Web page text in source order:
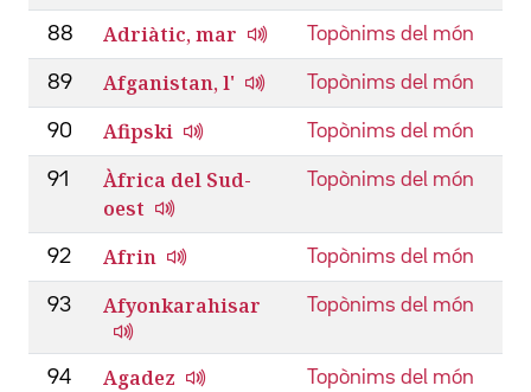
88 Adriàtic, mar Topònims del món
89 Afganistan, l' Topònims del món
90 Afipski Topònims del món
91
Àfrica del Sud-
oest
Topònims del món
92 Afrin Topònims del món
93 Afyonkarahisar Topònims del món
94 Agadez Topònims del món